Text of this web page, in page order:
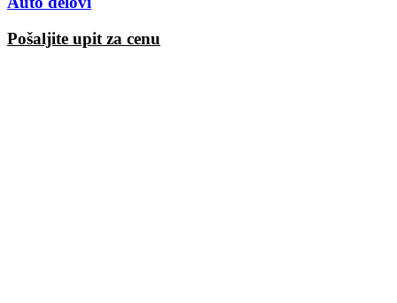
Pošaljite upit za cenu